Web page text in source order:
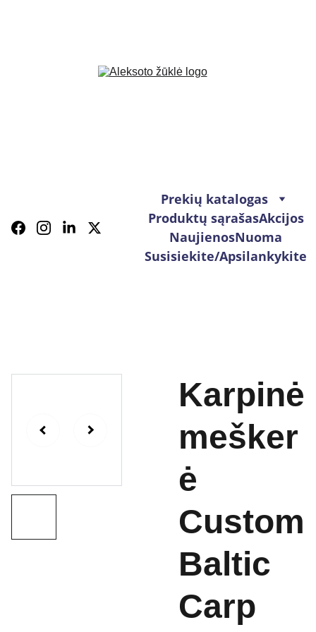
Prekių katalogas
Produktų sąrašasAkcijos
NaujienosNuoma
Susisiekite/Apsilankykite
Karpinė
mešker
ė
Custom
Baltic
Carp